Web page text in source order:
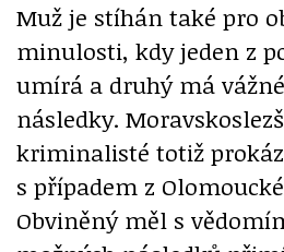
Muž je stíhán také pro
minulosti, kdy jeden z
umírá a druhý má
následky.
kriminalisté totiž
s případem z
Obviněný měl s